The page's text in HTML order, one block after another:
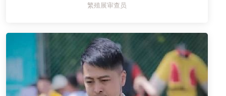
繁殖展审查员